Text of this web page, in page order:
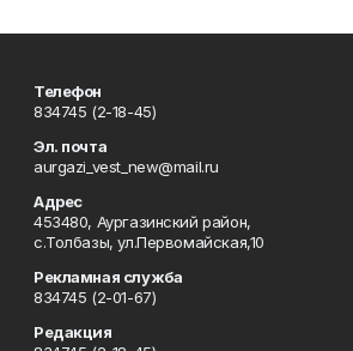
Телефон
834745 (2-18-45)
Эл. почта
aurgazi_vest_new@mail.ru
Адрес
453480, Аургазинский район,
с.Толбазы, ул.Первомайская,10
Рекламная служба
834745 (2-01-67)
Редакция